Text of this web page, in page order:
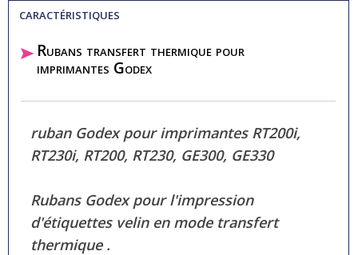
CARACTÉRISTIQUES
Rubans transfert thermique pour
imprimantes Godex
ruban Godex pour imprimantes RT200i,
RT230i, RT200, RT230, GE300, GE330
Rubans Godex pour l'impression
d'étiquettes velin en mode transfert
thermique .